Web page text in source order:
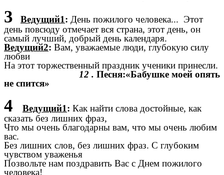
3 Ведущий1: День пожилого человека... Этот
день повсюду отмечает вся страна, этот день, он
самый лучший, добрый день календаря.
Ведущий2: Вам, уважаемые люди, глубокую силу
любви
На этот торжественный праздник ученики принесли.
12 . Песня:«Бабушке моей опять
не спится»
4 Ведущий1: Как найти слова достойные, как
сказать без лишних фраз,
Что мы очень благодарны вам, что мы очень любим
вас.
Без лишних слов, без лишних фраз. С глубоким
чувством уваженья
Позвольте нам поздравить Вас с Днем пожилого
человека!